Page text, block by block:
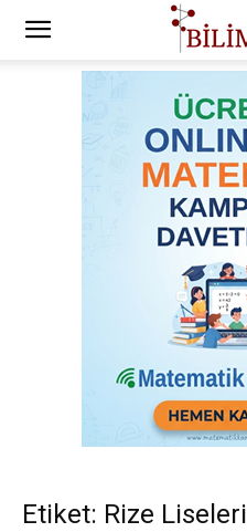
Etiket: Rize Liseleri